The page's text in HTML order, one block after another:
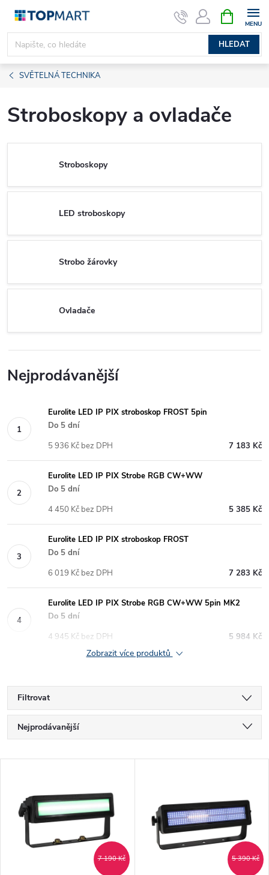
Přejít
obsah
HLEDAT
NÁKUPNÍ
KOŠÍK
SVĚTELNÁ TECHNIKA
Stroboskopy a ovladače
Stroboskopy
LED stroboskopy
Strobo žárovky
Ovladače
Nejprodávanější
Eurolite LED IP PIX stroboskop FROST 5pin
Do 5 dní
7 183 Kč
5 936 Kč bez DPH
Eurolite LED IP PIX Strobe RGB CW+WW
Do 5 dní
5 385 Kč
4 450 Kč bez DPH
Eurolite LED IP PIX stroboskop FROST
Do 5 dní
7 283 Kč
6 019 Kč bez DPH
Eurolite LED IP PIX Strobe RGB CW+WW 5pin MK2
Do 5 dní
5 984 Kč
4 945 Kč bez DPH
Zobrazit více produktů
Filtrovat
Ř
a
e
Nejprodávanější
Abecedně
ý
7 190 Kč 5 390 Kč